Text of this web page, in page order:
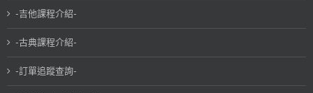
-吉他課程介紹-
-古典課程介紹-
-訂單追蹤查詢-